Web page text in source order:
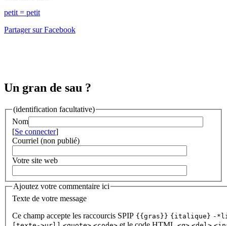
petit = petit
Partager sur Facebook
Un gran de sau ?
(identification facultative)
Nom
[Se connecter]
Courriel (non publié)
Votre site web
Ajoutez votre commentaire ici
Texte de votre message
Ce champ accepte les raccourcis SPIP {{gras}} {italique} -